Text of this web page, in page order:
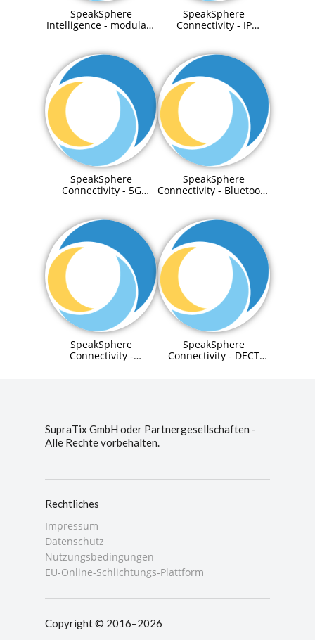
SpeakSphere
Intelligence - modulare
SpeakSphere
Connectivity - IP
SpeakSphere
Connectivity - 5G
SpeakSphere
Connectivity - Bluetooth
SpeakSphere
Connectivity -
SpeakSphere
Connectivity - DECT
SupraTix GmbH oder Partnergesellschaften -
Alle Rechte vorbehalten.
Rechtliches
Impressum
Datenschutz
Nutzungsbedingungen
EU-Online-Schlichtungs-Plattform
Copyright © 2016–2026